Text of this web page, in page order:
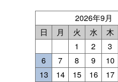
2026年9月
日
月 火 水 木
1
2 3
6
7 8 9 10
13
14 15 16 17